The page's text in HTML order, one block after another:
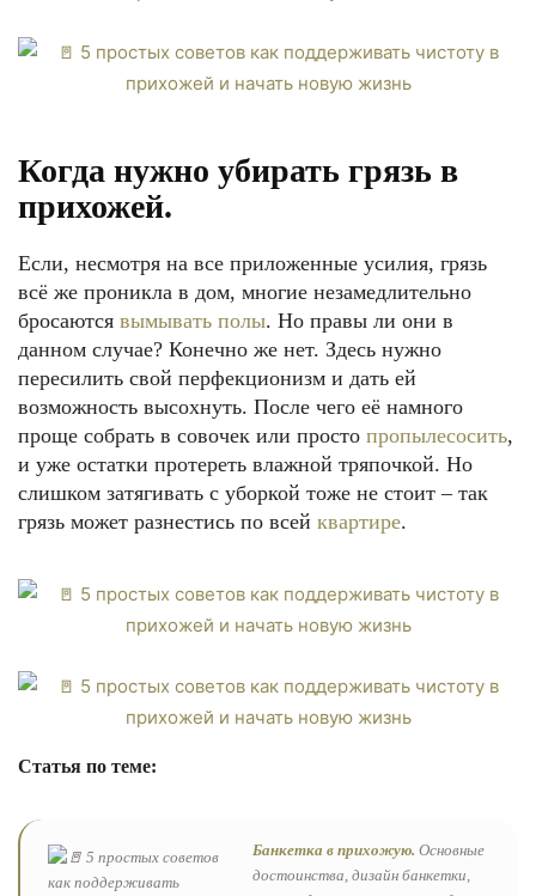
Когда нужно убирать грязь в
прихожей.
Если, несмотря на все приложенные усилия, грязь
всё же проникла в дом, многие незамедлительно
бросаются вымывать полы. Но правы ли они в
данном случае? Конечно же нет. Здесь нужно
пересилить свой перфекционизм и дать ей
возможность высохнуть. После чего её намного
проще собрать в совочек или просто пропылесосить,
и уже остатки протереть влажной тряпочкой. Но
слишком затягивать с уборкой тоже не стоит – так
грязь может разнестись по всей квартире.
Статья по теме:
Банкетка в прихожую. Основные
достоинства, дизайн банкетки,